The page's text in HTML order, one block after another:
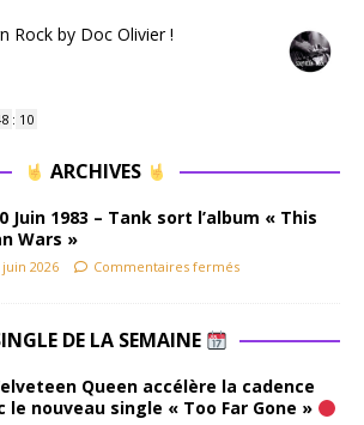
Rock by Doc Olivier !
: 09
ARCHIVES
Juin 1983 – Tank sort l’album « This
Wars »
juin 2026 Commentaires fermés
DE LA SEMAINE
Queen accélère la cadence
le nouveau single « Too Far Gone »